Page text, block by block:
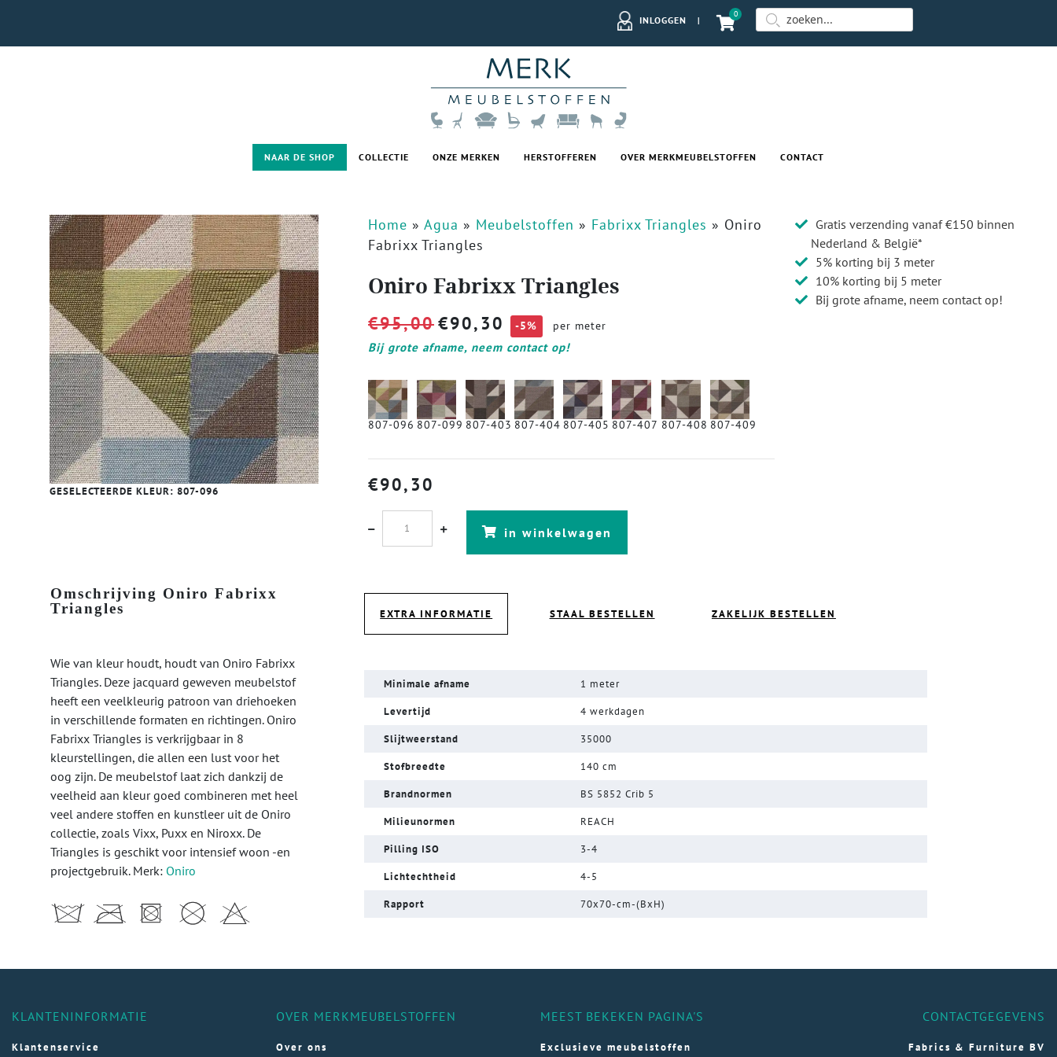
INLOGGEN |
0
NAAR DE SHOP COLLECTIE ONZE MERKEN HERSTOFFEREN OVER MERKMEUBELSTOFFEN CONTACT
GESELECTEERDE KLEUR: 807-096
Home » Agua » Meubelstoffen » Fabrixx Triangles » Oniro
Fabrixx Triangles
Oniro Fabrixx Triangles
€95,00€90,30 -5% per meter
Bij grote afname, neem contact op!
807-096 807-099 807-403 807-404 807-405 807-407 807-408 807-409
€90,30
in winkelwagen
Gratis verzending vanaf €150 binnen
Nederland & België*
5% korting bij 3 meter
10% korting bij 5 meter
Bij grote afname, neem contact op!
Omschrijving Oniro Fabrixx
Triangles
Wie van kleur houdt, houdt van Oniro Fabrixx
Triangles. Deze jacquard geweven meubelstof
heeft een veelkleurig patroon van driehoeken
in verschillende formaten en richtingen. Oniro
Fabrixx Triangles is verkrijgbaar in 8
kleurstellingen, die allen een lust voor het
oog zijn. De meubelstof laat zich dankzij de
veelheid aan kleur goed combineren met heel
veel andere stoffen en kunstleer uit de Oniro
collectie, zoals Vixx, Puxx en Niroxx. De
Triangles is geschikt voor intensief woon -en
projectgebruik. Merk: Oniro
EXTRA INFORMATIE STAAL BESTELLEN ZAKELIJK BESTELLEN
Minimale afname 1 meter
Levertijd 4 werkdagen
Slijtweerstand 35000
Stofbreedte 140 cm
Brandnormen BS 5852 Crib 5
Milieunormen REACH
Pilling ISO 3-4
Lichtechtheid 4-5
Rapport 70x70-cm-(BxH)
KLANTENINFORMATIE
Klantenservice
OVER MERKMEUBELSTOFFEN
Over ons
MEEST BEKEKEN PAGINA'S
Exclusieve meubelstoffen
CONTACTGEGEVENS
Fabrics & Furniture BV